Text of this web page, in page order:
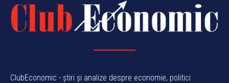
ClubEconomic - știri și analize despre economie, politici